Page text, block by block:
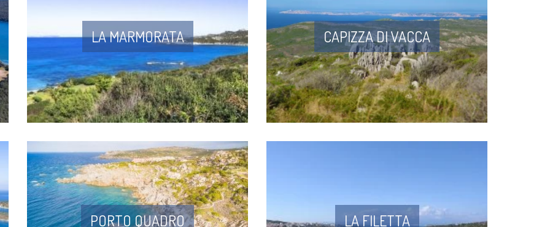
LA MARMORATA CAPIZZA DI VACCA
PORTO QUADRO LA FILETTA